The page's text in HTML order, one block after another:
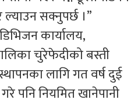
सक्नुपर्छ ।”
कार्यालय,
चुरेफेदीको बस्ती
लागि गत वर्ष दुई
पनि नियमित खानेपानी